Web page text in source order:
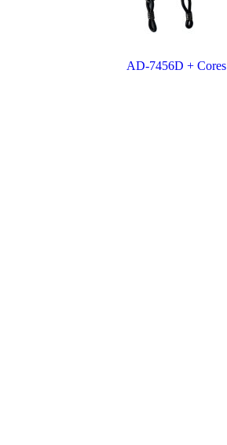
AD-7456D + Cores